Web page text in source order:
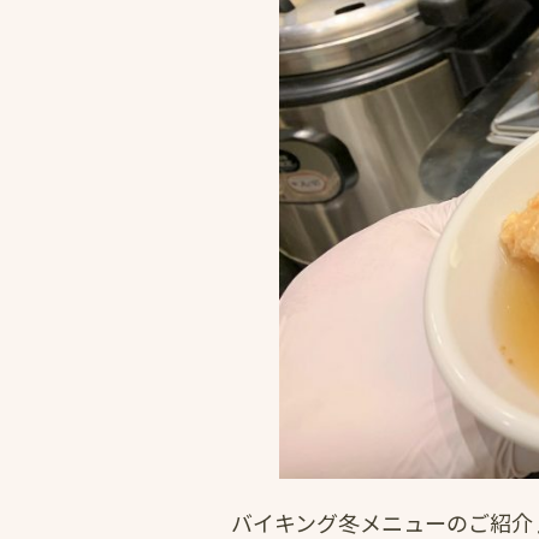
バイキング冬メニューのご紹